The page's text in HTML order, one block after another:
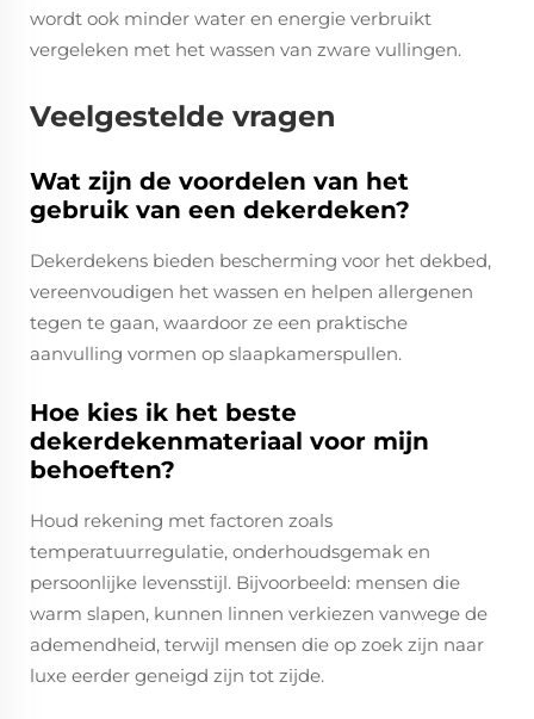
wordt ook minder water en energie verbruikt
vergeleken met het wassen van zware vullingen.
Veelgestelde vragen
Wat zijn de voordelen van het
gebruik van een dekerdeken?
Dekerdekens bieden bescherming voor het dekbed,
vereenvoudigen het wassen en helpen allergenen
tegen te gaan, waardoor ze een praktische
aanvulling vormen op slaapkamerspullen.
Hoe kies ik het beste
dekerdekenmateriaal voor mijn
behoeften?
Houd rekening met factoren zoals
temperatuurregulatie, onderhoudsgemak en
persoonlijke levensstijl. Bijvoorbeeld: mensen die
warm slapen, kunnen linnen verkiezen vanwege de
ademendheid, terwijl mensen die op zoek zijn naar
luxe eerder geneigd zijn tot zijde.